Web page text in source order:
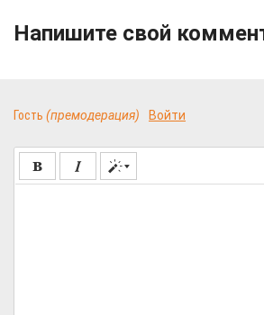
Напишите свой
Гость (премодерация) Войти